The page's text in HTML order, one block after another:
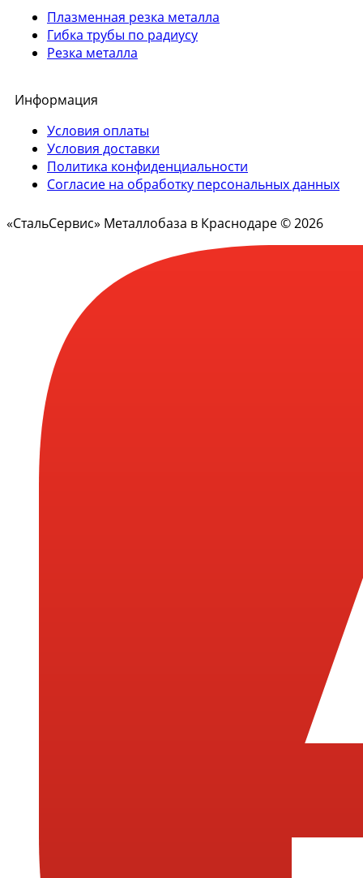
Плазменная резка металла
Гибка трубы по радиусу
Резка металла
Информация
Условия оплаты
Условия доставки
Политика конфиденциальности
Согласие на обработку персональных данных
«СтальСервис» Металлобаза в Краснодаре © 2026